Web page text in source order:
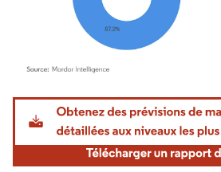
Image © Mordor Intelligence. La réutilisation